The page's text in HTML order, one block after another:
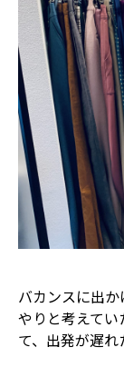
バカンスに出
やりと考えて
て、出発が遅れ